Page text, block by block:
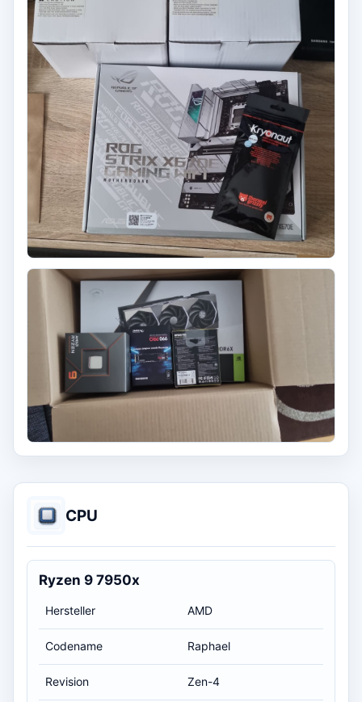
CPU
Ryzen 9 7950x
Hersteller AMD
Codename Raphael
Revision Zen-4